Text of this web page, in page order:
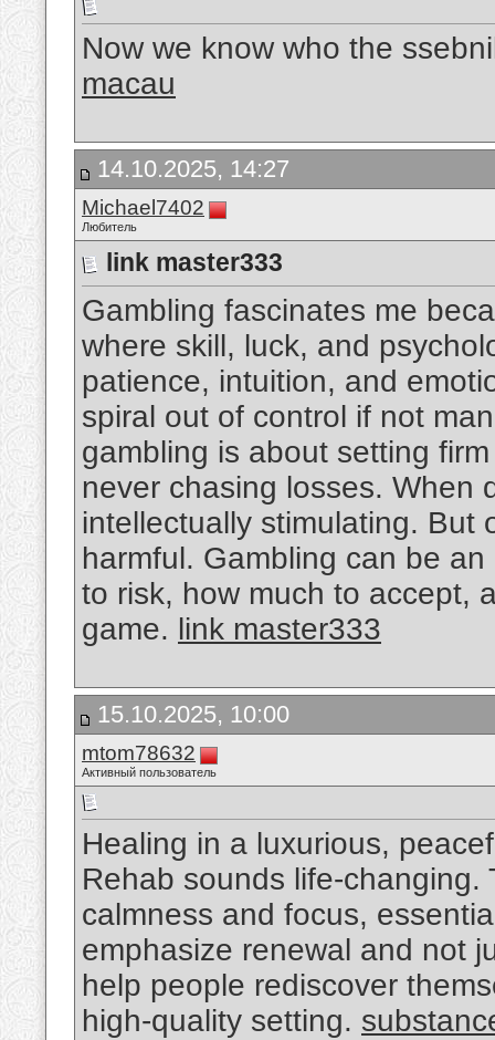
Now we know who the
macau
14.10.2025, 14:27
Michael7402
Любитель
link master333
Gambling fascinates me
where skill, luck, and
patience, intuition, and
spiral out of control if not
gambling is about setting
never chasing losses. When
intellectually stimulating. But
harmful. Gambling can be
to risk, how much to accept,
game. link master333
15.10.2025, 10:00
mtom78632
Активный пользователь
Healing in a luxurious,
Rehab sounds life-
calmness and focus,
emphasize renewal and not
help people rediscover
high-quality setting.